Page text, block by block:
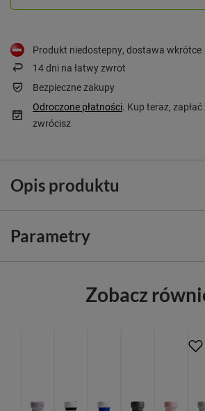
Produkt niedostepny, dostawa wkrótce
14dni na łatwy zwrot
Bezpieczne zakupy
Odroczone płatności. Kup teraz,
zwrócisz
Opis produktu
Parametry
Zobacz